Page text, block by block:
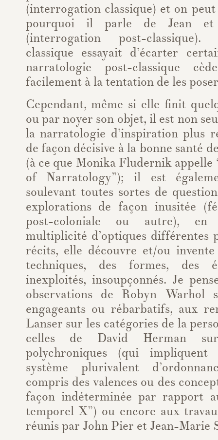
(interrogation classique) et on peut
pourquoi il parle de Jean et
(interrogation post-
classique essayait d’écarter
narratologie post-classique
facilement à la tentation de les
Cependant, même si elle finit
ou par noyer son objet, il est non
la narratologie d’inspiration plus
de façon décisive à la bonne santé
(à ce que Monika Fludernik appelle
of Narratology”); il est
soulevant toutes sortes de
explorations de façon inusitée
post-coloniale ou autre), en
multiplicité d’optiques différentes
récits, elle découvre et/ou invente
techniques, des formes, des
inexploités, insoupçonnés. Je
observations de Robyn Warhol
engageants ou rébarbatifs, aux
Lanser sur les catégories de la
celles de David Herman
polychroniques (qui
système plurivalent
compris des valences ou des
façon indéterminée par rapport
temporel X”) ou encore aux
réunis par John Pier et Jean-Marie